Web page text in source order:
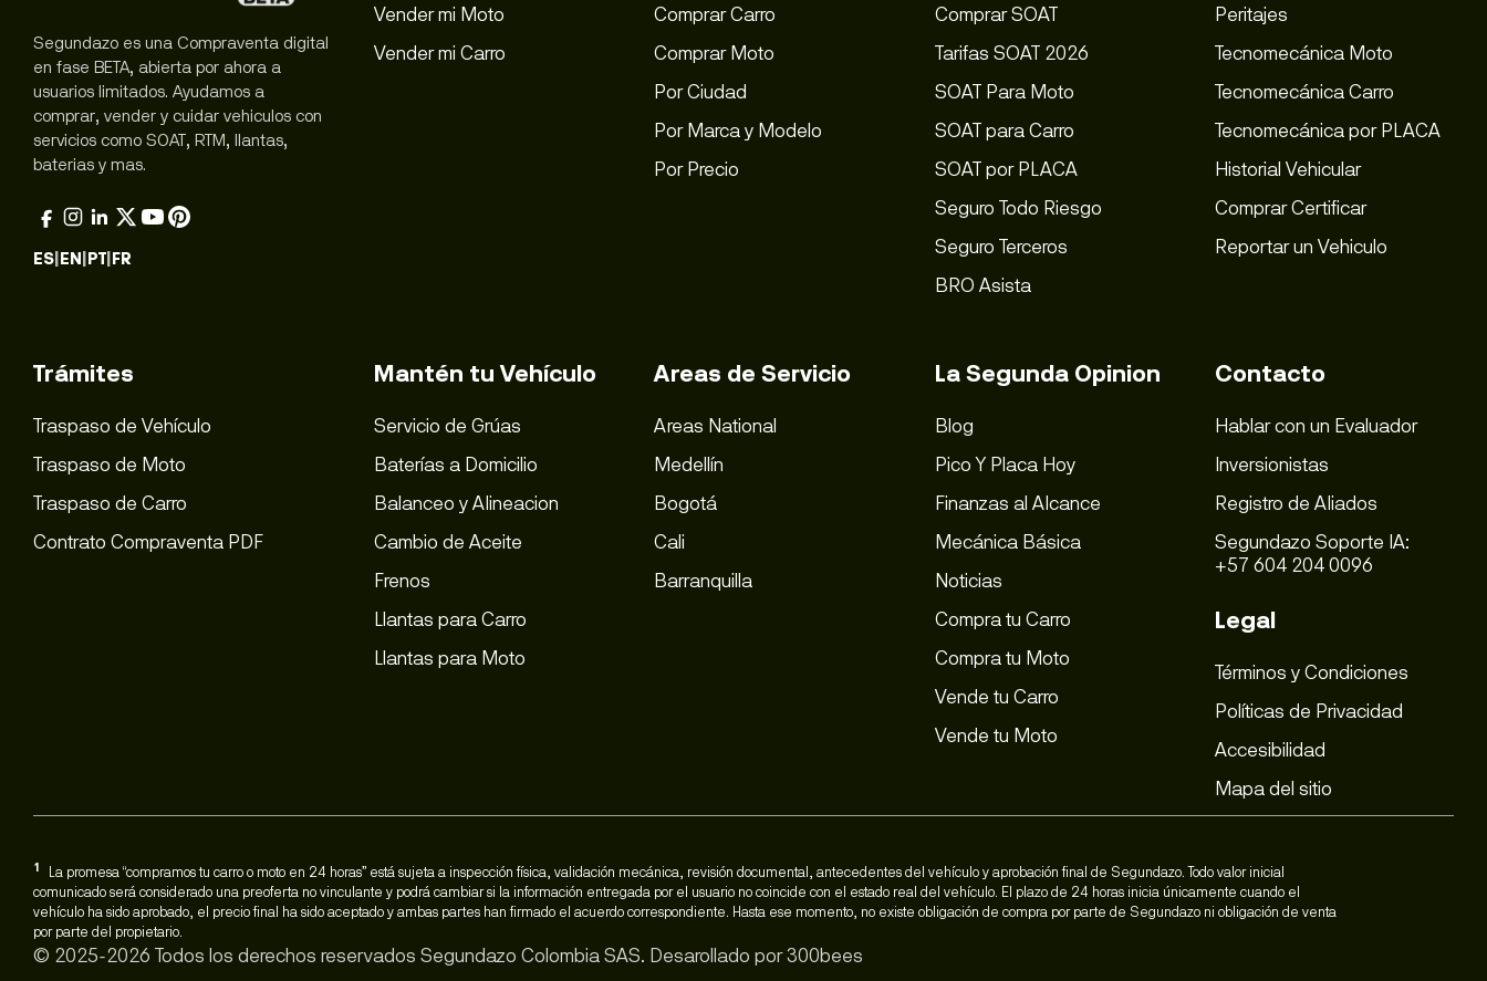
Segundazo es una Compraventa digital
en fase BETA, abierta por ahora a
usuarios limitados. Ayudamos a
comprar, vender y cuidar vehiculos con
servicios como SOAT, RTM, llantas,
baterias y mas.
ES|EN|PT|FR
Vender mi Moto
Vender mi Carro
Comprar Carro
Comprar Moto
Por Ciudad
Por Marca y Modelo
Por Precio
Comprar SOAT
Tarifas SOAT 2026
SOAT Para Moto
SOAT para Carro
SOAT por PLACA
Seguro Todo Riesgo
Seguro Terceros
BRO Asista
Peritajes
Tecnomecánica Moto
Tecnomecánica Carro
Tecnomecánica por PLACA
Historial Vehicular
Comprar Certificar
Reportar un Vehiculo
Trámites
Traspaso de Vehículo
Traspaso de Moto
Traspaso de Carro
Contrato Compraventa PDF
Mantén tu Vehículo
Servicio de Grúas
Baterías a Domicilio
Balanceo y Alineacion
Cambio de Aceite
Frenos
Llantas para Carro
Llantas para Moto
Areas de Servicio
Areas National
Medellín
Bogotá
Cali
Barranquilla
La Segunda Opinion
Blog
Pico Y Placa Hoy
Finanzas al Alcance
Mecánica Básica
Noticias
Compra tu Carro
Compra tu Moto
Vende tu Carro
Vende tu Moto
Contacto
Hablar con un Evaluador
Inversionistas
Registro de Aliados
Segundazo Soporte IA:
+57 604 204 0096
Legal
Términos y Condiciones
Políticas de Privacidad
Accesibilidad
Mapa del sitio
1
La promesa “compramos tu carro o moto en 24 horas” está sujeta a inspección física, validación mecánica, revisión documental, antecedentes del vehículo y aprobación final de Segundazo. Todo valor inicial
comunicado será considerado una preoferta no vinculante y podrá cambiar si la información entregada por el usuario no coincide con el estado real del vehículo. El plazo de 24 horas inicia únicamente cuando el
vehículo ha sido aprobado, el precio final ha sido aceptado y ambas partes han firmado el acuerdo correspondiente. Hasta ese momento, no existe obligación de compra por parte de Segundazo ni obligación de venta
por parte del propietario.
© 2025-2026 Todos los derechos reservados Segundazo Colombia SAS. Desarollado por300bees